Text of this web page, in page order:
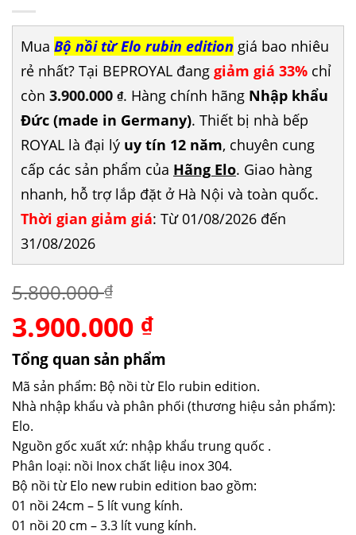
Mua Bộ nồi từ Elo rubin edition giá bao nhiêu
rẻ nhất? Tại BEPROYAL đang giảm giá 33% chỉ
còn 3.900.000 ₫. Hàng chính hãng Nhập khẩu
Đức (made in Germany). Thiết bị nhà bếp
ROYAL là đại lý uy tín 12 năm, chuyên cung
cấp các sản phẩm của Hãng Elo. Giao hàng
nhanh, hỗ trợ lắp đặt ở Hà Nội và toàn quốc.
Thời gian giảm giá: Từ 01/08/2026 đến
31/08/2026
5.800.000₫
Giá
gốc
là:
5.800.000 ₫.
3.900.000 ₫Giá
tại
là:
3.900.000 ₫.
Tổng quan sản phẩm
Mã sản phẩm: Bộ nồi từ Elo rubin edition.
Nhà nhập khẩu và phân phối (thương hiệu sản phẩm):
Elo.
Nguồn gốc xuất xứ: nhập khẩu trung quốc .
Phân loại: nồi Inox chất liệu inox 304.
Bộ nồi từ Elo new rubin edition bao gồm:
01 nồi 24cm – 5 lít vung kính.
01 nồi 20 cm – 3.3 lít vung kính.